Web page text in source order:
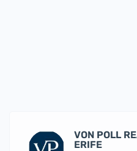
VON POLL
ERIFE